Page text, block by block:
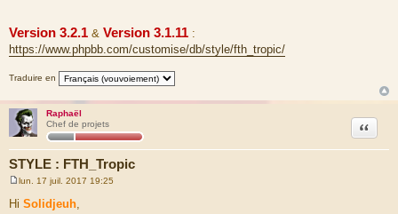
Version 3.2.1 & Version 3.1.11 :
https://www.phpbb.com/customise/db/style/fth_tropic/
Traduire en
Raphaël
Chef de projets
STYLE : FTH_Tropic
Citation
e
lun. 17 juil. 2017 19:25
Hi Solidjeuh,